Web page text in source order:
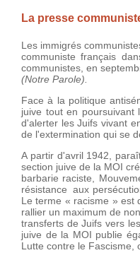
La presse
Les immigrés
communiste français
communistes, en
(Notre Parole).
Face à la politique
juive tout en poursuivant
d'alerter les Juifs vivant
de l'extermination qui se
A partir d'avril 1942,
section juive de la MOI
barbarie raciste,
résistance aux
Le terme « racisme » est
rallier un maximum de
transferts de Juifs vers
juive de la MOI publie
Lutte contre le Fascisme,